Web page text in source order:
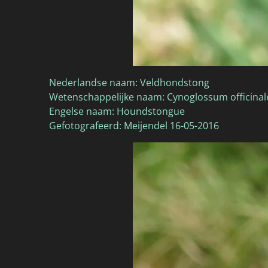
Nederlandse naam: Veldhondstong
Wetenschappelijke naam: Cynoglossum
Engelse naam: Houndstongue
Gefotografeerd: Meijendel 16-05-2016